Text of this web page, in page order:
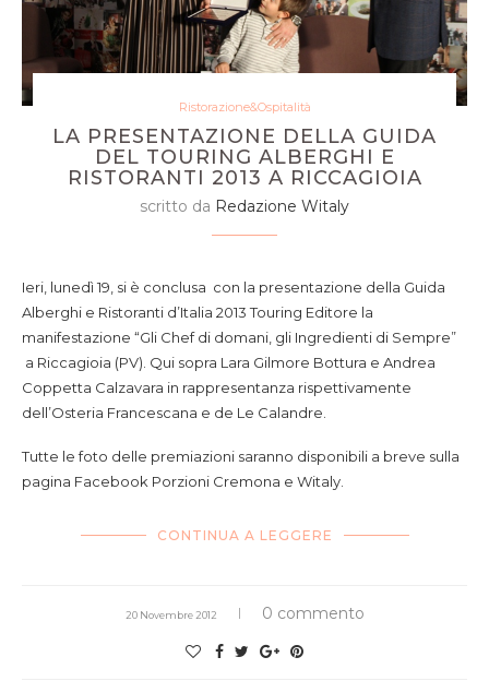
Ristorazione&Ospitalità
LA PRESENTAZIONE DELLA GUIDA
DEL TOURING ALBERGHI E
RISTORANTI 2013 A RICCAGIOIA
scritto da Redazione Witaly
Ieri, lunedì 19, si è conclusa con la presentazione della Guida
Alberghi e Ristoranti d’Italia 2013 Touring Editore la
manifestazione “Gli Chef di domani, gli Ingredienti di Sempre”
a Riccagioia (PV). Qui sopra Lara Gilmore Bottura e Andrea
Coppetta Calzavara in rappresentanza rispettivamente
dell’Osteria Francescana e de Le Calandre.
Tutte le foto delle premiazioni saranno disponibili a breve sulla
pagina Facebook Porzioni Cremona e Witaly.
CONTINUA A LEGGERE
20 Novembre 2012 0 commento